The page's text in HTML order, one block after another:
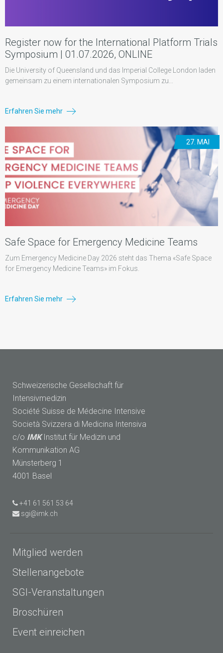
Register now for the International Platform Trials
Symposium | 01.07.2026, ONLINE
Die University of Queensland und das Imperial College London laden
gemeinsam zu einem internationalen Symposium zu...
Erfahren Sie mehr
27. MAI
Safe Space for Emergency Medicine Teams
Zum Emergency Medicine Day 2026 steht das Thema «Safe Space
for Emergency Medicine Teams» im Fokus.
Erfahren Sie mehr
Schweizerische Gesellschaft für
Intensivmedizin
Société Suisse de Médecine Intensive
Società Svizzera di Medicina Intensiva
c/o IMKInstitut für Medizin und
Kommunikation AG
Münsterberg 1
4001 Basel
+41 61 561 53 64
sgi@imk.ch
Mitglied werden
Stellenangebote
SGI-Veranstaltungen
Broschüren
Event einreichen